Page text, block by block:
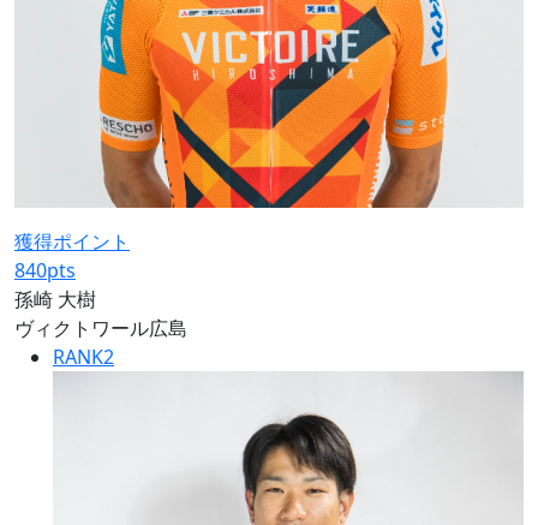
獲得ポイント
840pts
孫崎 大樹
ヴィクトワール広島
RANK2